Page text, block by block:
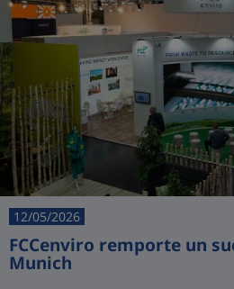
12/05/2026
FCCenviro remporte un
Munich